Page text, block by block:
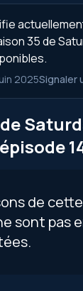
35 de
2025Signaler
de
sont pas